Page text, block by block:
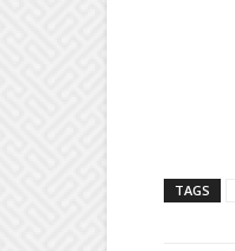
TAGS